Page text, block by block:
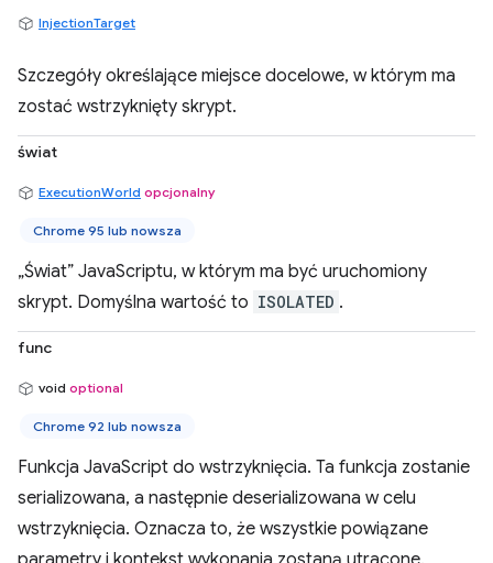
InjectionTarget
Szczegóły określające miejsce docelowe, w którym ma
zostać wstrzyknięty skrypt.
świat
ExecutionWorld opcjonalny
Chrome 95 lub nowsza
„Świat” JavaScriptu, w którym ma być uruchomiony
skrypt. Domyślna wartość to ISOLATED .
func
void optional
Chrome 92 lub nowsza
Funkcja JavaScript do wstrzyknięcia. Ta funkcja zostanie
serializowana, a następnie deserializowana w celu
wstrzyknięcia. Oznacza to, że wszystkie powiązane